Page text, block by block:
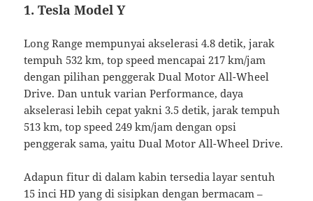
1. Tesla Model Y
Long Range mempunyai akselerasi 4.8 detik, jarak
tempuh 532 km, top speed mencapai 217 km/jam
dengan pilihan penggerak Dual Motor All-Wheel
Drive. Dan untuk varian Performance, daya
akselerasi lebih cepat yakni 3.5 detik, jarak tempuh
513 km, top speed 249 km/jam dengan opsi
penggerak sama, yaitu Dual Motor All-Wheel Drive.
Adapun fitur di dalam kabin tersedia layar sentuh
15 inci HD yang di sisipkan dengan bermacam –